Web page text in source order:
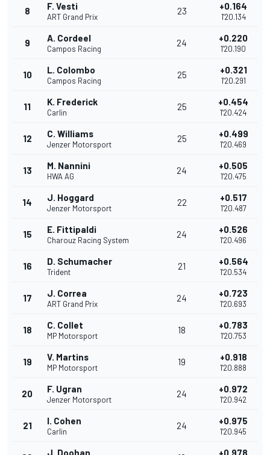
8 F. Vesti
ART Grand Prix
23 +0.164
1'20.134
9 A. Cordeel
Campos Racing
24 +0.220
1'20.190
10 L. Colombo
Campos Racing
25 +0.321
1'20.291
11 K. Frederick
Carlin
25 +0.454
1'20.424
12 C. Williams
Jenzer Motorsport
25 +0.499
1'20.469
13 M. Nannini
HWA AG
24 +0.505
1'20.475
14 J. Hoggard
Jenzer Motorsport
22 +0.517
1'20.487
15 E. Fittipaldi
Charouz Racing System
24 +0.526
1'20.496
16 D. Schumacher
Trident
21 +0.564
1'20.534
17 J. Correa
ART Grand Prix
24 +0.723
1'20.693
18 C. Collet
MP Motorsport
18 +0.783
1'20.753
19 V. Martins
MP Motorsport
19 +0.918
1'20.888
20 F. Ugran
Jenzer Motorsport
24 +0.972
1'20.942
21 I. Cohen
Carlin
24 +0.975
1'20.945
J. Doohan +0.978